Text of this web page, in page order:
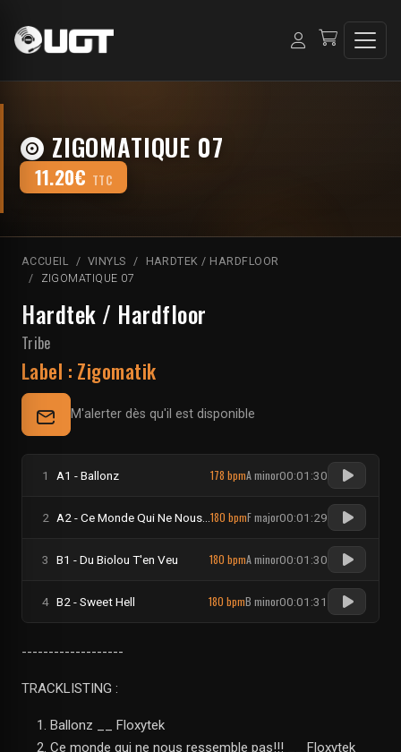
ZIGOMATIQUE 07
11.20€ TTC
ACCUEIL VINYLS
HARDTEK / HARDFLOOR
ZIGOMATIQUE 07
Hardtek / Hardfloor
Tribe
Label : Zigomatik
M'alerter dès qu'il est disponible
1 A1 - Ballonz 178 bpmA minor00:01:30
2 A2 - Ce Monde Qui Ne Nous Ressemble Pas !!! 180 bpmF major00:01:29
3 B1 - Du Biolou T'en Veu 180 bpmA minor00:01:30
4 B2 - Sweet Hell 180 bpmB minor00:01:31
-------------------
TRACKLISTING :
Ballonz __ Floxytek
Ce monde qui ne nous ressemble pas!!! __ Floxytek